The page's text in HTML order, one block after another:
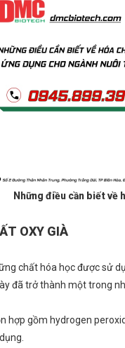
Những điều cần biết về
OXY GIÀ
chất hóa học được sử
đã trở thành một trong
hợp gồm hydrogen